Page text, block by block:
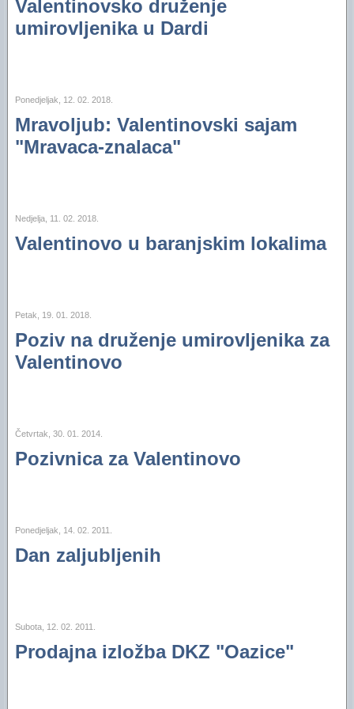
Financijski plan i Program rada Oaze za 2025
Financijski plan i Program rada Oaze za 2024.
Izvještaj za 2006. godinu
Izvještaj za 2005. godinu
Valentinovsko druženje
umirovljenika u Dardi
Ponedjeljak, 12. 02. 2018.
Mravoljub: Valentinovski sajam
"Mravaca-znalaca"
Nedjelja, 11. 02. 2018.
Valentinovo u baranjskim lokalima
Petak, 19. 01. 2018.
Poziv na druženje umirovljenika za
Valentinovo
Četvrtak, 30. 01. 2014.
Pozivnica za Valentinovo
Ponedjeljak, 14. 02. 2011.
Dan zaljubljenih
Subota, 12. 02. 2011.
Prodajna izložba DKZ "Oazice"